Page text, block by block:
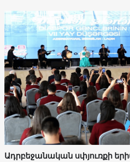
Ադրբեջանական սփյուռքի